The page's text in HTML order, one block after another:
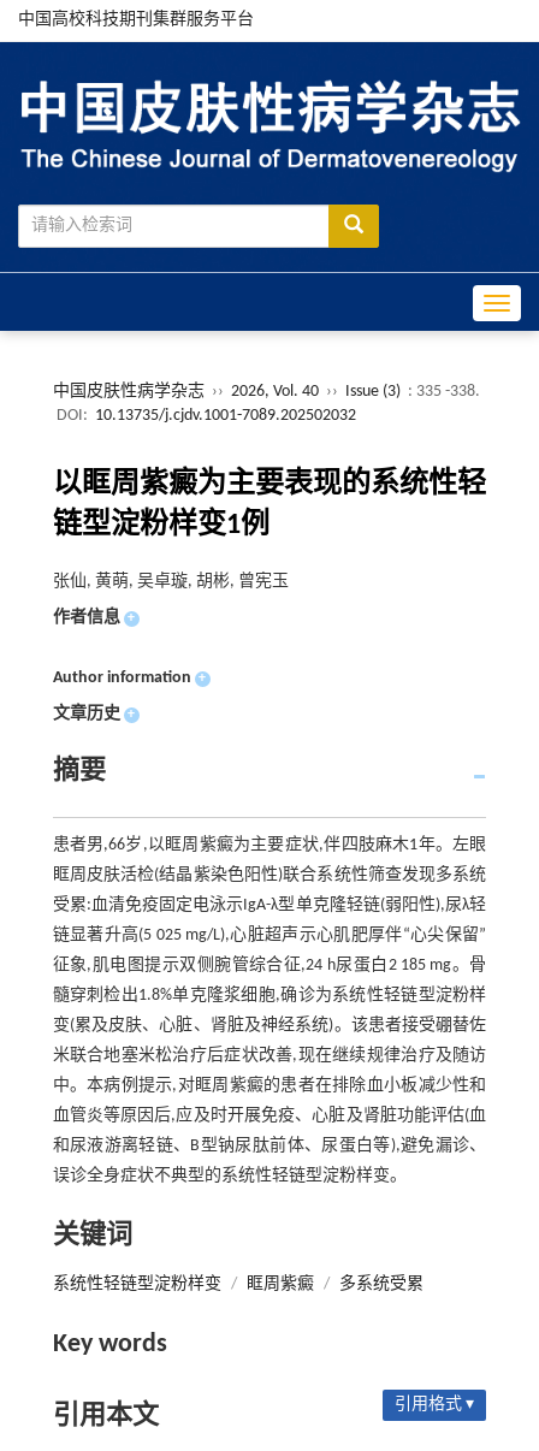
中国高校科技期刊集群服务平台
中国皮肤性病学杂志 ›› 2026, Vol. 40 ›› Issue (3) : 335 -338.
DOI: 10.13735/j.cjdv.1001-7089.202502032
以眶周紫癜为主要表现的系统性轻
链型淀粉样变1例
张仙, 黄萌, 吴卓璇, 胡彬, 曾宪玉
作者信息 +
Author information +
文章历史 +
摘要
患者男,66岁,以眶周紫癜为主要症状,伴四肢麻木1年。左眼
眶周皮肤活检(结晶紫染色阳性)联合系统性筛查发现多系统
受累:血清免疫固定电泳示IgA-λ型单克隆轻链(弱阳性),尿λ轻
链显著升高(5 025 mg/L),心脏超声示心肌肥厚伴“心尖保留”
征象,肌电图提示双侧腕管综合征,24 h尿蛋白2 185 mg。骨
髓穿刺检出1.8%单克隆浆细胞,确诊为系统性轻链型淀粉样
变(累及皮肤、心脏、肾脏及神经系统)。该患者接受硼替佐
米联合地塞米松治疗后症状改善,现在继续规律治疗及随访
中。本病例提示,对眶周紫癜的患者在排除血小板减少性和
血管炎等原因后,应及时开展免疫、心脏及肾脏功能评估(血
和尿液游离轻链、B型钠尿肽前体、尿蛋白等),避免漏诊、
误诊全身症状不典型的系统性轻链型淀粉样变。
关键词
系统性轻链型淀粉样变 / 眶周紫癜 / 多系统受累
Key words
引用本文 引用格式 ▾